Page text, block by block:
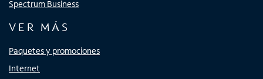
Spectrum Business
VER MÁS
Paquetes y promociones
Internet